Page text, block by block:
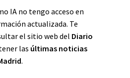
IA no tengo acceso en
actualizada. Te
el sitio web del Diario
las últimas noticias
.